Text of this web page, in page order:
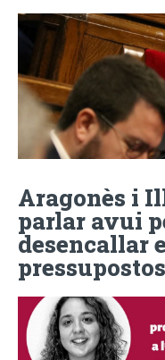
Aragonès i
parlar avui
desencallar
pressupostos